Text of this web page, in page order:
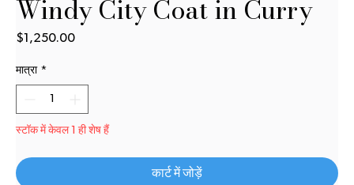
Windy City Coat in Curry
$1,250.00मूल्य
मात्रा *
स्टॉक में केवल 1 ही शेष हैं
कार्ट में जोड़ें